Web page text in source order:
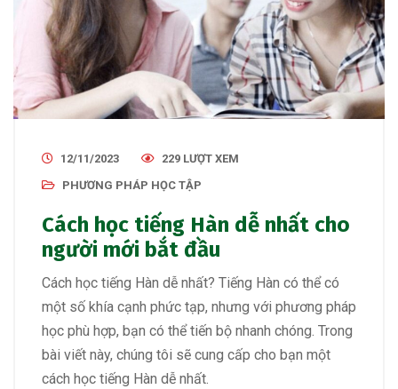
12/11/2023
229 LƯỢT XEM
PHƯƠNG PHÁP HỌC TẬP
Cách học tiếng Hàn dễ nhất cho
người mới bắt đầu
Cách học tiếng Hàn dễ nhất? Tiếng Hàn có thể có
một số khía cạnh phức tạp, nhưng với phương pháp
học phù hợp, bạn có thể tiến bộ nhanh chóng. Trong
bài viết này, chúng tôi sẽ cung cấp cho bạn một
cách học tiếng Hàn dễ nhất.